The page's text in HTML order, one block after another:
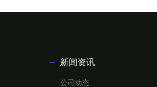
新闻资讯
公司动态